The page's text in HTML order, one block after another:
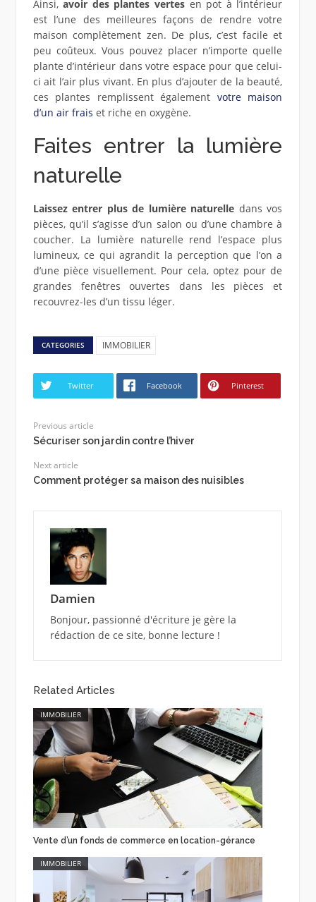
Ainsi,avoir des plantes vertes en pot à l’intérieur
est l’une des meilleures façons de rendre votre
maison complètement zen. De plus, c’est facile et
peu coûteux. Vous pouvez placer n’importe quelle
plante d’intérieur dans votre espace pour que celui-
ci ait l’air plus vivant. En plus d’ajouter de la beauté,
ces plantes remplissent également votre maison
d’un air frais et riche en oxygène.
Faites entrer la lumière
naturelle
Laissez entrer plus de lumière naturelle dans vos
pièces, qu’il s’agisse d’un salon ou d’une chambre à
coucher. La lumière naturelle rend l’espace plus
lumineux, ce qui agrandit la perception que l’on a
d’une pièce visuellement. Pour cela, optez pour de
grandes fenêtres ouvertes dans les pièces et
recouvrez-les d’un tissu léger.
CATEGORIES IMMOBILIER
Twitter Facebook Pinterest
Previous article
Sécuriser son jardin contre l’hiver
Next article
Comment protéger sa maison des nuisibles
Damien
Bonjour, passionné d'écriture je gère la
rédaction de ce site, bonne lecture !
Related Articles
IMMOBILIER
Vente d’un fonds de commerce en location-gérance
IMMOBILIER